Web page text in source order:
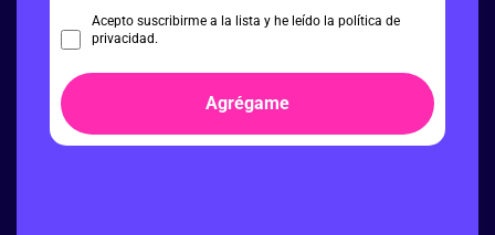
Acepto suscribirme a la lista y he leído la política de
privacidad.
Agrégame